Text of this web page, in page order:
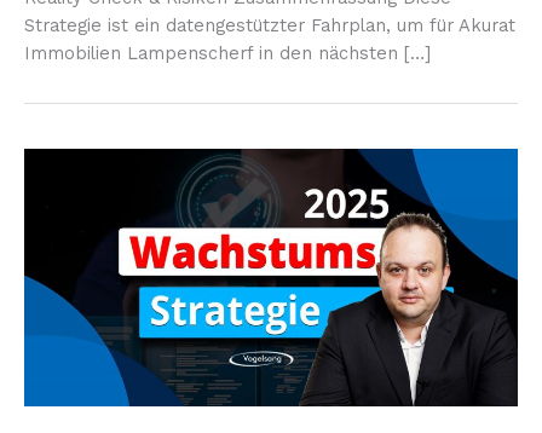
Strategie ist ein datengestützter Fahrplan, um für Akurat
Immobilien Lampenscherf in den nächsten […]